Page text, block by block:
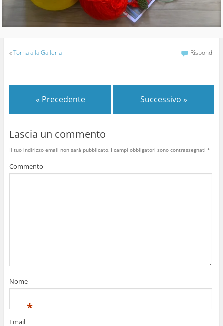
«Torna alla Galleria Rispondi
« Precedente Successivo »
Lascia un commento
Il tuo indirizzo email non sarà pubblicato. I campi obbligatori sono contrassegnati *
Commento
Nome
*
Email